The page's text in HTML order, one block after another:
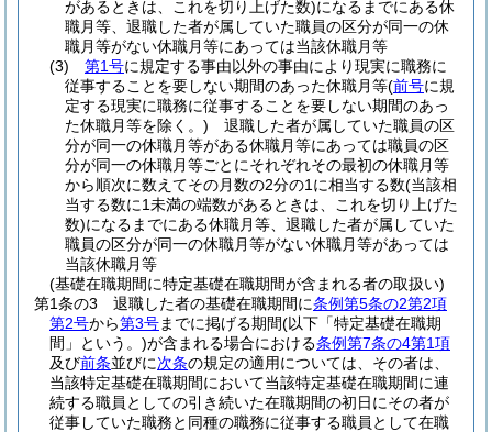
があるときは、これを切り上げた数)になるまでにある休
職月等、退職した者が属していた職員の区分が同一の休
職月等がない休職月等にあっては当該休職月等
(3)
第1号に規定する事由以外の事由により現実に職務に
従事することを要しない期間のあった休職月等(前号に規
定する現実に職務に従事することを要しない期間のあっ
た休職月等を除く。) 退職した者が属していた職員の区
分が同一の休職月等がある休職月等にあっては職員の区
分が同一の休職月等ごとにそれぞれその最初の休職月等
から順次に数えてその月数の2分の1に相当する数(当該相
当する数に1未満の端数があるときは、これを切り上げた
数)になるまでにある休職月等、退職した者が属していた
職員の区分が同一の休職月等がない休職月等があっては
当該休職月等
(基礎在職期間に特定基礎在職期間が含まれる者の取扱い)
第1条の3
退職した者の基礎在職期間に条例第5条の2第2項
第2号から第3号までに掲げる期間(以下「特定基礎在職期
間」という。)が含まれる場合における条例第7条の4第1項
及び前条並びに次条の規定の適用については、その者は、
当該特定基礎在職期間において当該特定基礎在職期間に連
続する職員としての引き続いた在職期間の初日にその者が
従事していた職務と同種の職務に従事する職員として在職